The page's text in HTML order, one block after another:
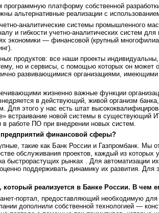
программную платформу собственной
альтернативные реализации с
аналитические системы промышленного
и гибкости учетно-аналитических систем
экономики — финансовой (крупный
продуктов: все наши проекты
но и сервисы, с помощью которых он может
развивающимися организациями, имеющими
жизненно важные функции
в действующий, живой организм
Для этого у нас есть штат
встраивание новой системы в существующий
работе ПО при внедрении новых систем.
предприятий финансовой сферы?
такие как Банк России и Газпромбанк. Мы
обслуживания проектов, каждый из
рынках . Для автоматизации
поддерживать динамику их развития. Для
который реализуется в Банке России. В чем
портал, предоставляющий необходимую
дополнили собственной технологией —